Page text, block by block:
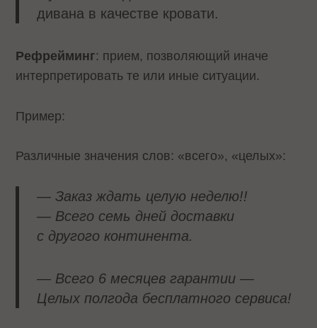
дивана в качестве кровати.
Рефрейминг: прием, позволяющий иначе
интерпретировать те или иные ситуации.
Пример:
Различные значения слов: «всего», «целых»:
— Заказ ждать целую неделю!!
— Всего семь дней доставки
с другого континента.
— Всего 6 месяцев гарантии —
Целых полгода бесплатного сервиса!